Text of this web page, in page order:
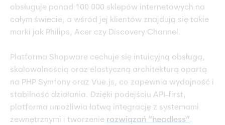
obsługuje ponad 100 000 sklepów internetowych na
całym świecie, a wśród jej klientów znajdują się takie
marki jak Philips, Acer czy Discovery Channel.
Platforma Shopware cechuje się intuicyjną obsługą,
skalowalnością oraz elastyczną architekturą opartą
na PHP Symfony oraz Vue.js, co zapewnia wydajność i
stabilność działania. Dzięki podejściu API-first,
platforma umożliwia łatwą integrację z systemami
zewnętrznymi i tworzenie rozwiązań “headless”.